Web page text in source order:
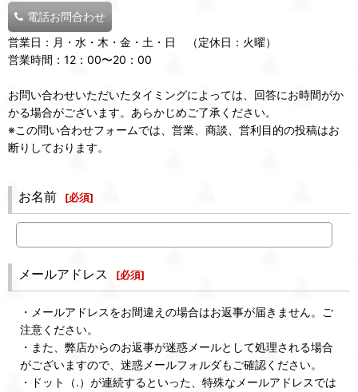
電話お問合わせ
営業日：月・水・木・金・土・日 （定休日：火曜）
営業時間：12：00〜20：00
お問い合わせいただいたタイミングによっては、回答にお時間がか
かる場合がございます。あらかじめご了承ください。
※この問い合わせフォームでは、営業、商談、営利目的の投稿はお
断りしております。
お名前 [必須]
メールアドレス [必須]
・メールアドレスをお間違えの場合はお返事が届きません。ご
注意ください。
・また、弊店からのお返事が迷惑メールとして処理される場合
がございますので、迷惑メールフォルダもご確認ください。
・ドット（.）が連続するといった、特殊なメールアドレスでは